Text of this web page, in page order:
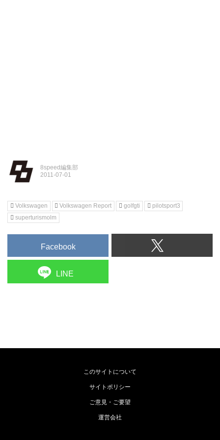
8speed編集部
Volkswagen Volkswagen Report golfgti
pilotsport3
superturismolm
Facebook
LINE
このサイトについて
サイトポリシー
ご意見・ご要望
運営会社